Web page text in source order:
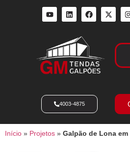
4003-4875
Início » Projetos » Galpão de Lona em